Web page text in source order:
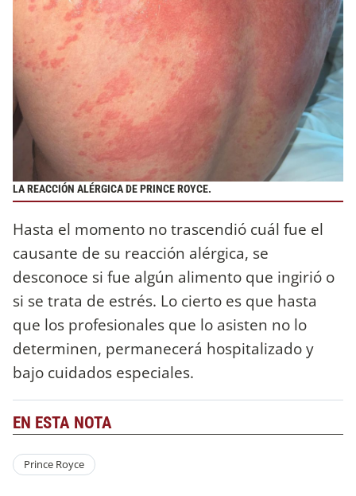
LA REACCIÓN ALÉRGICA DE PRINCE ROYCE.
Hasta el momento no trascendió cuál fue el
causante de su reacción alérgica, se
desconoce si fue algún alimento que ingirió o
si se trata de estrés. Lo cierto es que hasta
que los profesionales que lo asisten no lo
determinen, permanecerá hospitalizado y
bajo cuidados especiales.
EN ESTA NOTA
Prince Royce